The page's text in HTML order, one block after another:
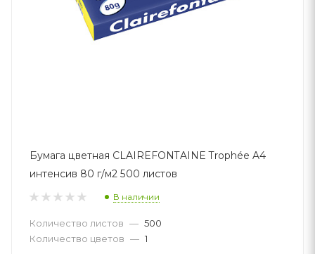
Бумага цветная CLAIREFONTAINE Trophée A4
интенсив 80 г/м2 500 листов
В наличии
Количество листов — 500
Количество цветов — 1